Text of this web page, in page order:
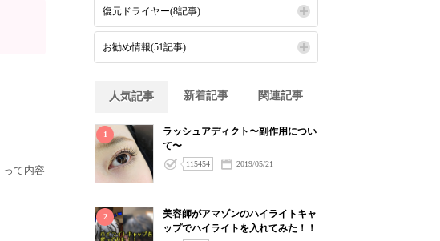
って内容
復元ドライヤー(8記事)
お勧め情報(51記事)
人気記事 新着記事 関連記事
1
ラッシュアディクト〜副作用につい
て〜
115454 2019/05/21
2
美容師がアマゾンのハイライトキャ
ップでハイライトを入れてみた！！